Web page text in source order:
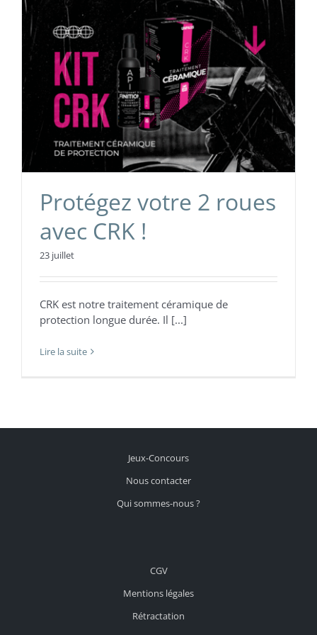
Protégez votre 2 roues
avec CRK !
23 juillet
CRK est notre traitement céramique de
protection longue durée. Il [...]
Lire la suite
Jeux-Concours
Nous contacter
Qui sommes-nous ?
CGV
Mentions légales
Rétractation